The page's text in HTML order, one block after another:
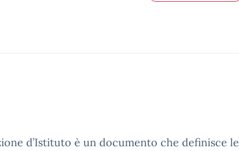
d’Istituto è un documento che definisce le